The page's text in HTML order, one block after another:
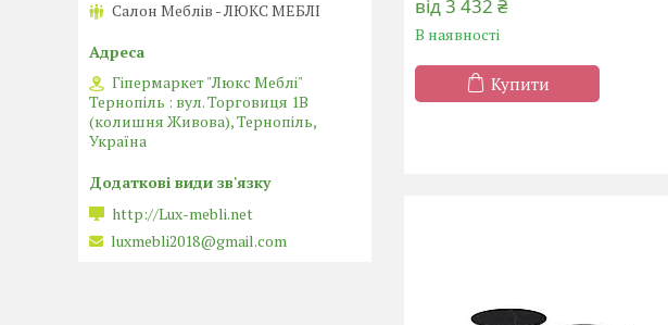
від 3 432 ₴
В наявності
Купити
Салон Меблів - ЛЮКС МЕБЛІ
Гіпермаркет "Люкс Меблі"
Тернопіль : вул. Торговиця 1В
(колишня Живова), Тернопіль,
Україна
http://Lux-mebli.net
luxmebli2018@gmail.com